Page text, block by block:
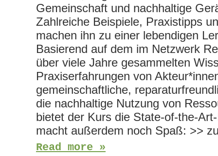
Gemeinschaft und nachhaltige
Zahlreiche Beispiele, Praxistipps
machen ihn zu einer lebendigen
Basierend auf dem im Netzwerk
über viele Jahre gesammelten
Praxiserfahrungen von
gemeinschaftliche,
die nachhaltige Nutzung von
bietet der Kurs die State-of-the-
macht außerdem noch Spaß: >>
Read more »